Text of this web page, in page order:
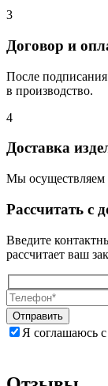
3
Договор и
После подписания
в производство.
4
Доставка
Мы
Рассчитать с
Введите
рассчитает ваш
Я соглашаюсь с
поле
поле